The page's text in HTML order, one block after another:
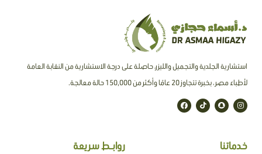
استشارية الجلدية والتجميل والليزر، حاصلة على درجة الاستشارية من النقابة العامة
لأطباء مصر ، بخبرة تتجاوز 20 عامًا وأكثر من 150,000 حالة معالجة.
I
n
s
a
S
n
a
a
t
T
i
k
F
a
c
خدماتنا روابـط سريعة